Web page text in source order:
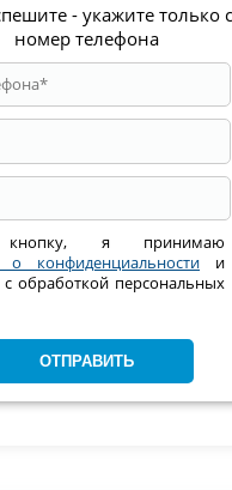
- укажите только
номер телефона
кнопку, я принимаю
о конфиденциальности и
обработкой персональных